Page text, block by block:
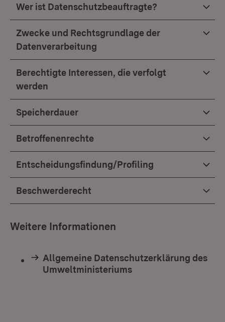
Wer ist Datenschutzbeauftragte?
Zwecke und Rechtsgrundlage der
Datenverarbeitung
Berechtigte Interessen, die verfolgt
werden
Speicherdauer
Betroffenenrechte
Entscheidungsfindung/Profiling
Beschwerderecht
Weitere Informationen
Allgemeine Datenschutzerklärung des
Umweltministeriums